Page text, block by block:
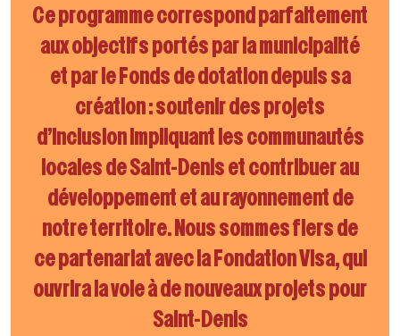
Ce programme correspond parfaitement
aux objectifs portés par la municipalité
et par le Fonds de dotation depuis sa
création : soutenir des projets
d’inclusion impliquant les communautés
locales de Saint-Denis et contribuer au
développement et au rayonnement de
notre territoire. Nous sommes fiers de
ce partenariat avec la Fondation Visa, qui
ouvrira la voie à de nouveaux projets pour
Saint-Denis